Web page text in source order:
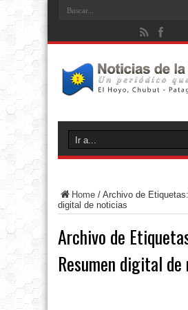
Home / Archivo de
digital de noticias
Archivo de
Resumen digital